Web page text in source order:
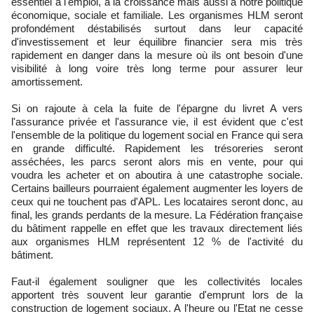
économique, sociale et familiale. Les organismes HLM seront
profondément déstabilisés surtout dans leur capacité
d'investissement et leur équilibre financier sera mis très
rapidement en danger dans la mesure où ils ont besoin d'une
visibilité à long voire très long terme pour assurer leur
amortissement.
Si on rajoute à cela la fuite de l'épargne du livret A vers
l'assurance privée et l'assurance vie, il est évident que c'est
l'ensemble de la politique du logement social en France qui sera
en grande difficulté. Rapidement les trésoreries seront
asséchées, les parcs seront alors mis en vente, pour qui
voudra les acheter et on aboutira à une catastrophe sociale.
Certains bailleurs pourraient également augmenter les loyers de
ceux qui ne touchent pas d'APL. Les locataires seront donc, au
final, les grands perdants de la mesure. La Fédération française
du bâtiment rappelle en effet que les travaux directement liés
aux organismes HLM représentent 12 % de l'activité du
bâtiment.
Faut-il également souligner que les collectivités locales
apportent très souvent leur garantie d'emprunt lors de la
construction de logement sociaux. A l'heure ou l'Etat ne cesse